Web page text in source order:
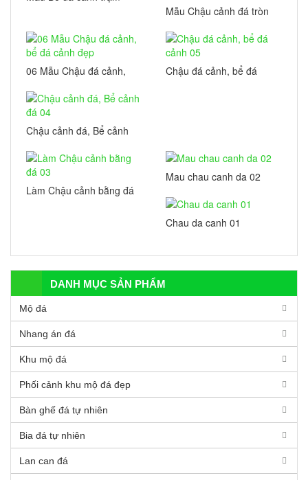
Mẫu Chậu cảnh đá tròn
06 Mẫu Chậu đá cảnh,
Chậu đá cảnh, bể đá
Chậu cảnh đá, Bể cảnh
Làm Chậu cảnh bằng đá
Mau chau canh da 02
Chau da canh 01
DANH MỤC SẢN PHẨM
Mộ đá
Nhang án đá
Khu mộ đá
Phối cảnh khu mộ đá đẹp
Bàn ghế đá tự nhiên
Bia đá tự nhiên
Lan can đá